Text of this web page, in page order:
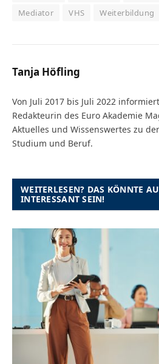
Mediator
VHS Weiterbildung
Tanja Höfling
Von Juli 2017 bis Juli 2022
Redakteurin des Euro Akademie
Aktuelles und Wissenswertes zu
Studium und Beruf.
WEITERLESEN? DAS KÖNNTE
INTERESSANT SEIN!